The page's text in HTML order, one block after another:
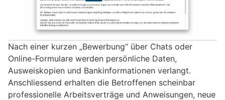
Nach einer kurzen „Bewerbung“ über Chats oder
Online-Formulare werden persönliche Daten,
Ausweiskopien und Bankinformationen verlangt.
Anschliessend erhalten die Betroffenen scheinbar
professionelle Arbeitsverträge und Anweisungen, neue